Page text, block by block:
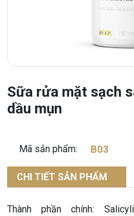
Sữa rửa mặt sạch
dầu mụn
Mã sản phẩm: B03
CHI TIẾT SẢN PHẨM
Thành phần chính: